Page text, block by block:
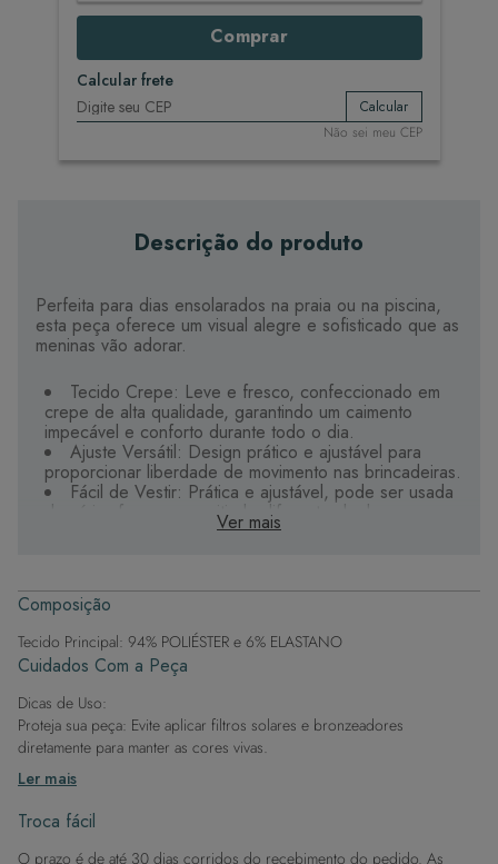
Comprar
Calcular frete
Calcular
Não sei meu CEP
Descrição do produto
Perfeita para dias ensolarados na praia ou na piscina,
esta peça oferece um visual alegre e sofisticado que as
meninas vão adorar.
Tecido Crepe: Leve e fresco, confeccionado em
crepe de alta qualidade, garantindo um caimento
impecável e conforto durante todo o dia.
Ajuste Versátil: Design prático e ajustável para
proporcionar liberdade de movimento nas brincadeiras.
Fácil de Vestir: Prática e ajustável, pode ser usada
de várias formas, permitindo diferentes looks.
Secagem Rápida: O tecido crepe seca
guarda-roupa de verão das meninas.
A Saia Canga Infantil em Tecido Crepe é a escolha
perfeita para mães que buscam unir conforto, qualidade
e estilo nas roupas de praia de suas filhas.
Ver mais
Composição
Tecido Principal: 94% POLIÉSTER e 6% ELASTANO
Cuidados Com a Peça
Dicas de Uso:
Proteja sua peça: Evite aplicar filtros solares e bronzeadores
diretamente para manter as cores vivas.
Após a piscina: Lembre-se de que o cloro pode desgastar o tecido,
então enxague após sair da água.
Evite superfícies ásperas: Para manter a integridade do tecido, evite
Ler mais
Troca fácil
O prazo é de até 30 dias corridos do recebimento do pedido. As